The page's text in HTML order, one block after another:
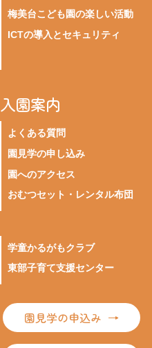
梅美台こども園の楽しい活動
ICTの導入とセキュリティ
入園案内
よくある質問
園見学の申し込み
園へのアクセス
おむつセット・レンタル布団
学童かるがもクラブ
東部子育て支援センター
園見学の申込み